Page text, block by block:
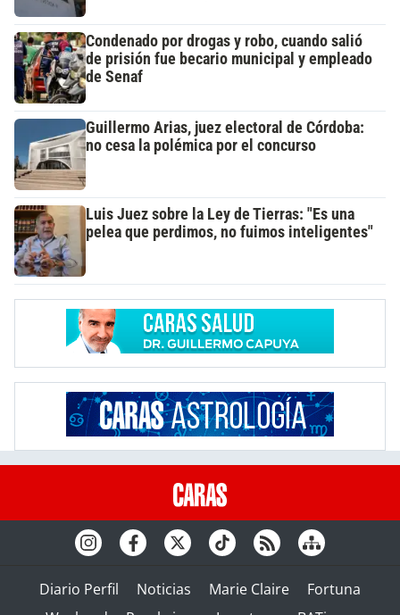
Condenado por drogas y robo, cuando salió
de prisión fue becario municipal y empleado
de Senaf
Guillermo Arias, juez electoral de Córdoba:
no cesa la polémica por el concurso
Luis Juez sobre la Ley de Tierras: "Es una
pelea que perdimos, no fuimos inteligentes"
Diario Perfil Noticias Marie Claire
Fortuna